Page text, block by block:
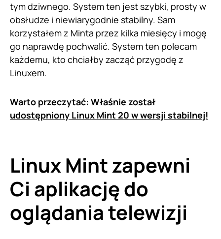
tym dziwnego. System ten jest szybki, prosty w
obsłudze i niewiarygodnie stabilny. Sam
korzystałem z Minta przez kilka miesięcy i mogę
go naprawdę pochwalić. System ten polecam
każdemu, kto chciałby zacząć przygodę z
Linuxem.
Warto przeczytać: Właśnie został
udostępniony Linux Mint 20 w wersji stabilnej!
Linux Mint zapewni
Ci aplikację do
oglądania telewizji